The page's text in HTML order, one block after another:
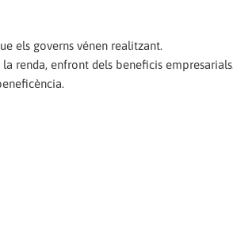
els governs vénen realitzant.
renda, enfront dels beneficis empresarials.